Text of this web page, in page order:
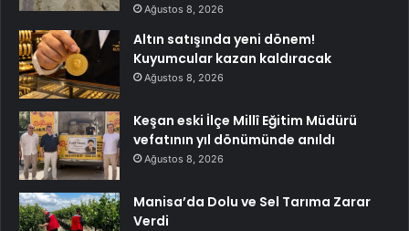
Ağustos 8, 2026
Altın satışında yeni dönem!
Kuyumcular kazan kaldıracak
Ağustos 8, 2026
Keşan eski İlçe Millî Eğitim Müdürü
vefatının yıl dönümünde anıldı
Ağustos 8, 2026
Manisa’da Dolu ve Sel Tarıma Zarar
Verdi